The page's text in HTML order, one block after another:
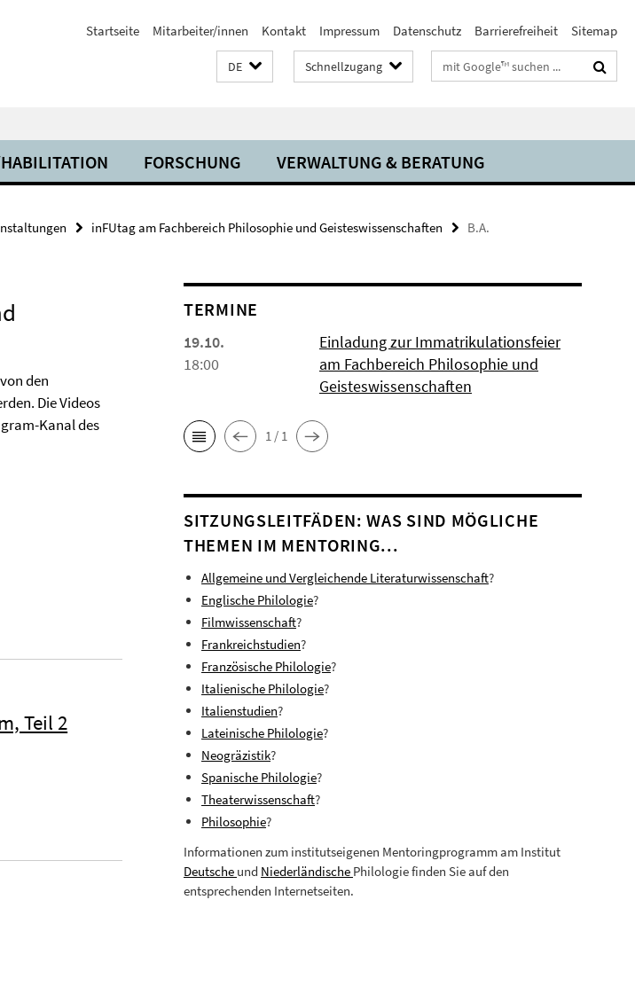
Startseite Mitarbeiter/innen Kontakt Impressum Datenschutz Barrierefreiheit Sitemap
DE Schnellzugang Suchbegriffe
FORSCHUNG VERWALTUNG & BERATUNG
inFUtag am Fachbereich Philosophie und Geisteswissenschaften
B.A.
den
Die Videos
Kanal des
Teil 2
TERMINE
19.10.
18:00
Einladung zur Immatrikulationsfeier
am Fachbereich Philosophie und
Geisteswissenschaften
1 / 1
SITZUNGSLEITFÄDEN: WAS SIND MÖGLICHE
THEMEN IM MENTORING...
Allgemeine und Vergleichende Literaturwissenschaft?
Englische Philologie?
Filmwissenschaft?
Frankreichstudien?
Französische Philologie?
Italienische Philologie?
Italienstudien?
Lateinische Philologie?
Neogräzistik?
Spanische Philologie?
Theaterwissenschaft?
Philosophie?
Informationen zum institutseigenen Mentoringprogramm am Institut
Deutsche und Niederländische Philologie finden Sie auf den
entsprechenden Internetseiten.